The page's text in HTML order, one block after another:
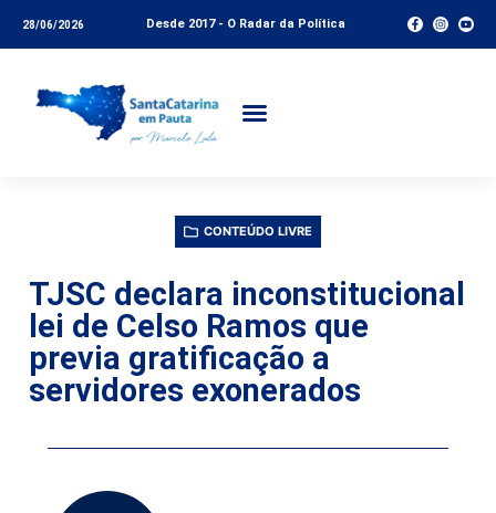
28/06/2026 Desde 2017 - O Radar da Política
CONTEÚDO LIVRE
TJSC declara inconstitucional
lei de Celso Ramos que
previa gratificação a
servidores exonerados